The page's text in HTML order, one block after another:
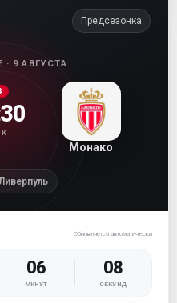
Предсезонка
9 АВГУСТА
Монако
Обновляется автоматически
06
МИНУТ
07
СЕКУНД